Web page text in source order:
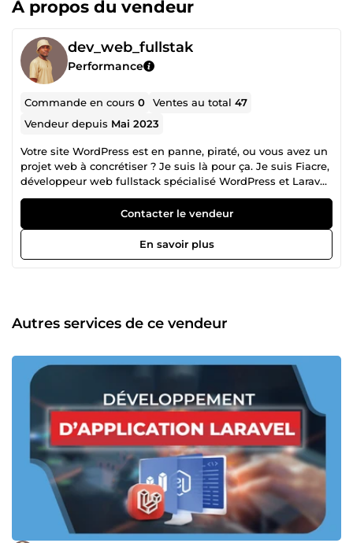
À propos du vendeur
dev_web_fullstak
Performance
Commande en cours0 Ventes au total47
Vendeur depuis Mai 2023
Votre site WordPress est en panne, piraté, ou vous avez un
projet web à concrétiser ? Je suis là pour ça. Je suis Fiacre,
développeur web fullstack spécialisé WordPress et Laravel,
diplômé en systèmes informatiques et logiciels. Depuis
2023, j'accompagne particuliers et entreprises sur leurs
projets web, avec plus de 45 commandes livrées et plus de
35 avis positifs (et aucun avis négatif). 🏆 CE QUE JE FAIS
POUR VOUS : 🔧 Dépannage et sécurité WordPress :
Développement d'applications web sur mesure avec
Laravel 🚀 Migration de sites vers un nouvel hébergeur,
CONFIER VOTRE PROJET : ✅ Expertise technique : maîtrise
approfondie de WordPress et Laravel ✅ À votre écoute : je
prends le temps de comprendre votre besoin réel avant
d'agir ✅ Communication transparente : vous êtes informé
à chaque étape ✅ Travail soigné : code propre, solutions
durables, livraison dans les délais Une question, un doute,
un projet ? Contactez-moi, je vous réponds avec plaisir et
je vous oriente vers la meilleure solution. À très vite ! 💪
Contacter le vendeur
En savoir plus
Autres services de ce vendeur